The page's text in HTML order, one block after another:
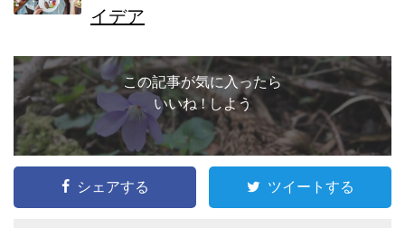
イデア
この記事が気に入ったら
いいね ! しよう
シェアする ツイートする